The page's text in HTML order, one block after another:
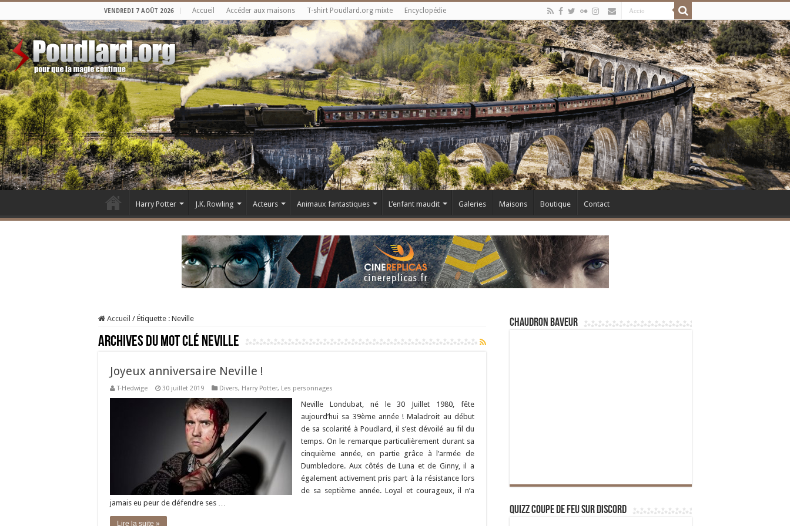
VENDREDI 7 AOÛT 2026 Accueil Accéder aux maisons T-shirt Poudlard.org mixte Encyclopédie
Harry Potter J.K. Rowling Acteurs Animaux fantastiques L’enfant maudit Galeries Maisons Boutique Contact
Accueil / Étiquette : Neville
Archives du mot clé Neville
Joyeux anniversaire Neville !
T-Hedwige 30 juillet 2019 Divers, Harry Potter, Les personnages
Neville Londubat, né le 30 Juillet 1980, fête
aujourd’hui sa 39ème année ! Maladroit au début
de sa scolarité à Poudlard, il s’est dévoilé au fil du
temps. On le remarque particulièrement durant sa
cinquième année, en partie grâce à l’armée de
Dumbledore. Aux côtés de Luna et de Ginny, il a
également activement pris part à la résistance lors
de sa septième année. Loyal et courageux, il n’a
jamais eu peur de défendre ses …
Lire la suite »
Chaudron Baveur
Quizz Coupe de Feu sur Discord